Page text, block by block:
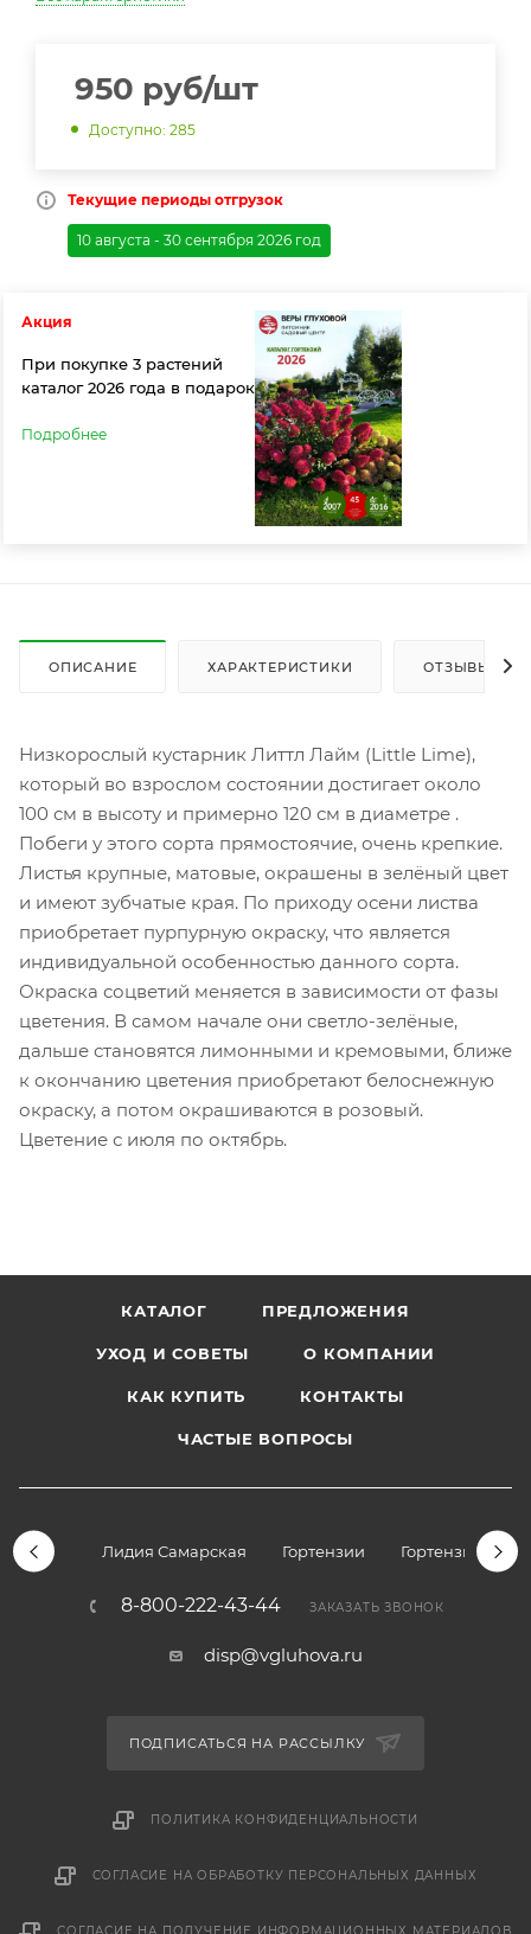
950 руб/шт
Доступно: 285
Текущие периоды отгрузок
10 августа - 30 сентября 2026 год
Акция
При покупке 3 растений
каталог 2026 года в подарок
Подробнее
ОПИСАНИЕ ХАРАКТЕРИСТИКИ ОТЗЫВЫ
Низкорослый кустарник Литтл Лайм (Little Lime),
который во взрослом состоянии достигает около
100 см в высоту и примерно 120 см в диаметре .
Побеги у этого сорта прямостоячие, очень крепкие.
Листья крупные, матовые, окрашены в зелёный цвет
и имеют зубчатые края. По приходу осени листва
приобретает пурпурную окраску, что является
индивидуальной особенностью данного сорта.
Окраска соцветий меняется в зависимости от фазы
цветения. В самом начале они светло-зелёные,
дальше становятся лимонными и кремовыми, ближе
к окончанию цветения приобретают белоснежную
окраску, а потом окрашиваются в розовый.
Цветение с июля по октябрь.
КАТАЛОГ ПРЕДЛОЖЕНИЯ
УХОД И СОВЕТЫ О КОМПАНИИ
КАК КУПИТЬ КОНТАКТЫ
ЧАСТЫЕ ВОПРОСЫ
Лидия Самарская Гортензии Гортензии
8-800-222-43-44 ЗАКАЗАТЬ ЗВОНОК
disp@vgluhova.ru
ПОДПИСАТЬСЯ НА РАССЫЛКУ
ПОЛИТИКА КОНФИДЕНЦИАЛЬНОСТИ
СОГЛАСИЕ НА ОБРАБОТКУ ПЕРСОНАЛЬНЫХ ДАННЫХ